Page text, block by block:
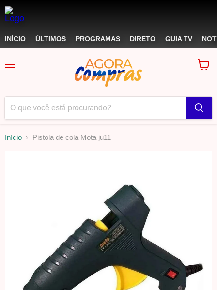
INÍCIO ÚLTIMOS PROGRAMAS DIRETO GUIA TV
Início Pistola de cola Mota ju11